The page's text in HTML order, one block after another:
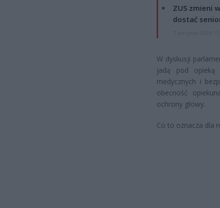
ZUS zmieni
dostać
W dyskusji
jadą pod opieką
medycznych i
obecność
ochrony głowy.
Co to oznacza dla